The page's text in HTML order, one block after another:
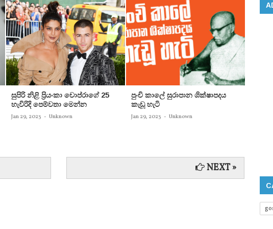
සුපිරි නිළි ප්‍රියංකා චොප්රාගේ 25
හැවිරිදි පෙම්වතා මෙන්න
Jan 29, 2023 - Unknown
පුංචි කාලේ සුරාපාන ශික්ෂාපදය
කැඩූ හැටි
Jan 29, 2023 - Unknown
NEXT »